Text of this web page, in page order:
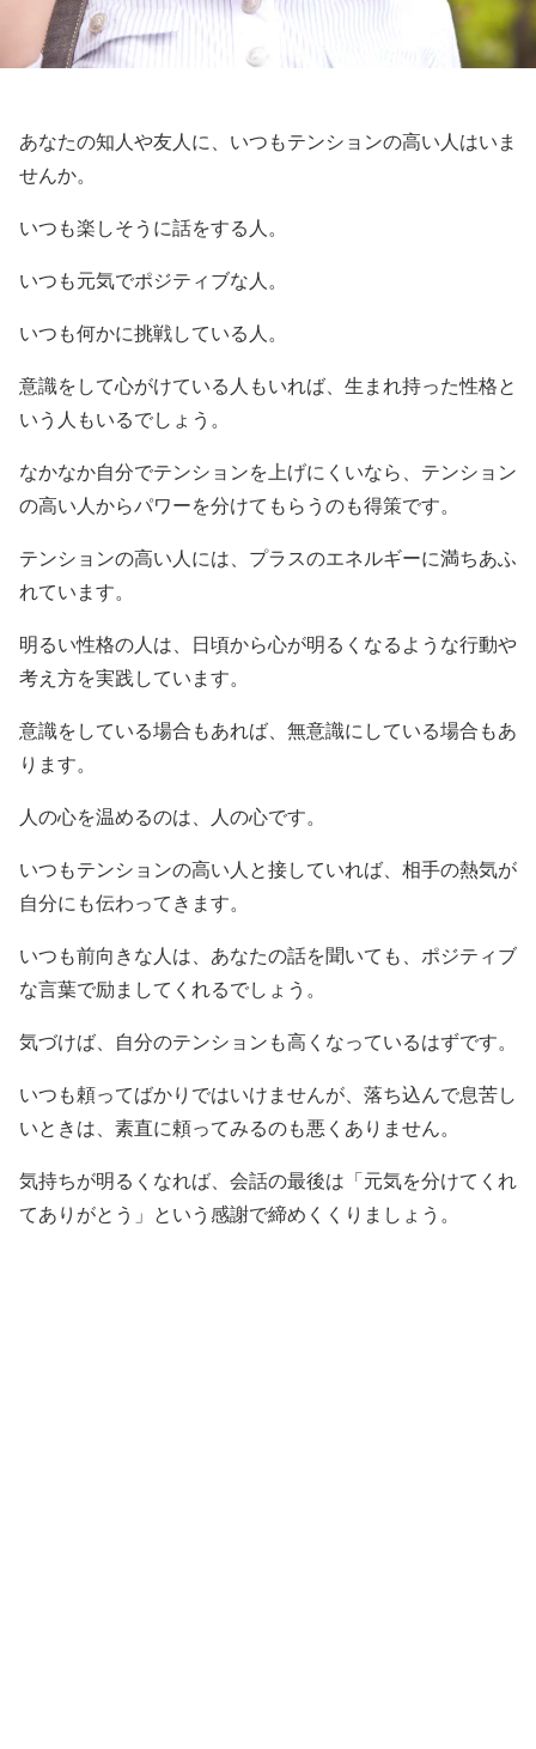
あなたの知人や友人に、いつもテンションの高い人はいま
せんか。
いつも楽しそうに話をする人。
いつも元気でポジティブな人。
いつも何かに挑戦している人。
意識をして心がけている人もいれば、生まれ持った性格と
いう人もいるでしょう。
なかなか自分でテンションを上げにくいなら、テンション
の高い人からパワーを分けてもらうのも得策です。
テンションの高い人には、プラスのエネルギーに満ちあふ
れています。
明るい性格の人は、日頃から心が明るくなるような行動や
考え方を実践しています。
意識をしている場合もあれば、無意識にしている場合もあ
ります。
人の心を温めるのは、人の心です。
いつもテンションの高い人と接していれば、相手の熱気が
自分にも伝わってきます。
いつも前向きな人は、あなたの話を聞いても、ポジティブ
な言葉で励ましてくれるでしょう。
気づけば、自分のテンションも高くなっているはずです。
いつも頼ってばかりではいけませんが、落ち込んで息苦し
いときは、素直に頼ってみるのも悪くありません。
気持ちが明るくなれば、会話の最後は「元気を分けてくれ
てありがとう」という感謝で締めくくりましょう。